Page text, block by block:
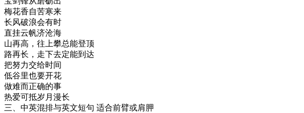
梅花香自苦寒来
长风破浪会有时
直挂云帆济沧海
山再高，往上攀总能登顶
路再长，走下去定能到达
把努力交给时间
低谷里也要开花
做难而正确的事
热爱可抵岁月漫长
三、中英混排与英文短句 适合前臂或肩胛